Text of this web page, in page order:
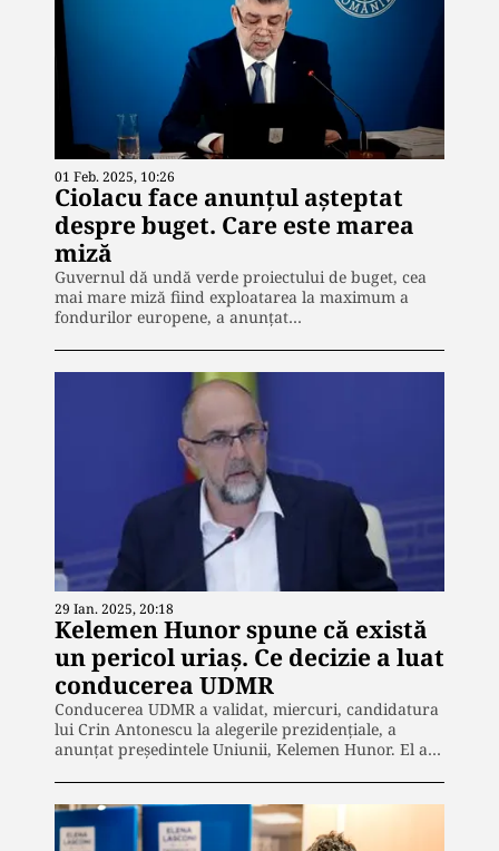
01 Feb. 2025, 10:26
Ciolacu face anunțul așteptat
despre buget. Care este marea
miză
Guvernul dă undă verde proiectului de buget, cea
mai mare miză fiind exploatarea la maximum a
fondurilor europene, a anunțat…
29 Ian. 2025, 20:18
Kelemen Hunor spune că există
un pericol uriaș. Ce decizie a luat
conducerea UDMR
Conducerea UDMR a validat, miercuri, candidatura
lui Crin Antonescu la alegerile prezidențiale, a
anunțat președintele Uniunii, Kelemen Hunor. El a…